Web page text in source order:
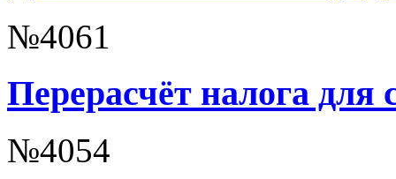
№4061
Перерасчёт налога для
№4054